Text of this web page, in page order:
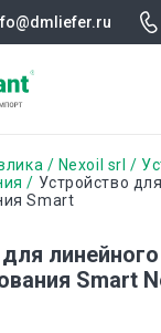
Nexoil srl
Устройство
Smart
линейного
Smart